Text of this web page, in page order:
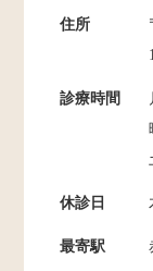
住所
診療時間
休診日
最寄駅